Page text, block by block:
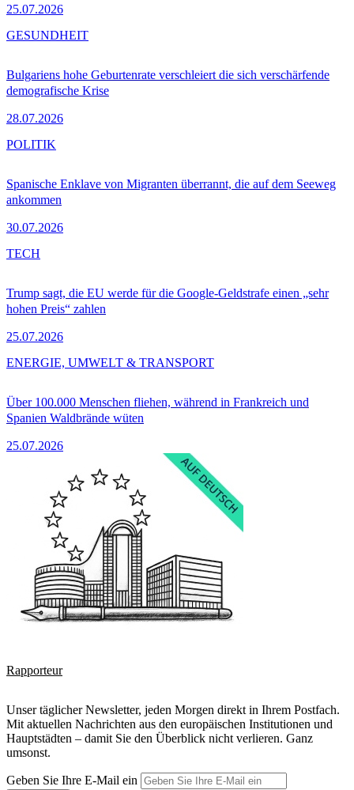
25.07.2026
Bulgariens hohe Geburtenrate verschleiert die sich verschärfende
demografische Krise
28.07.2026
GESUNDHEIT
Spanische Enklave von Migranten überrannt, die auf dem Seeweg
ankommen
30.07.2026
POLITIK
Trump sagt, die EU werde für die Google-Geldstrafe einen „sehr
hohen Preis“ zahlen
25.07.2026
TECH
Über 100.000 Menschen fliehen, während in Frankreich und
Spanien Waldbrände wüten
25.07.2026
ENERGIE, UMWELT & TRANSPORT
Rapporteur
Unser täglicher Newsletter, jeden Morgen direkt in Ihrem Postfach.
Mit aktuellen Nachrichten aus den europäischen Institutionen und
Hauptstädten – damit Sie den Überblick nicht verlieren. Ganz
umsonst.
Geben Sie Ihre E-Mail ein